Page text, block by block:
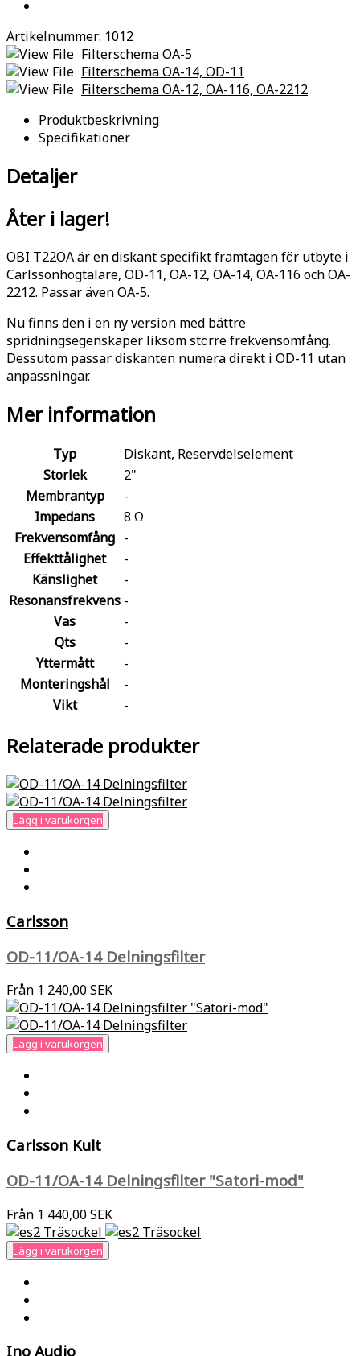
Artikelnummer: 1012
Filterschema OA-5
Filterschema OA-14, OD-11
Filterschema OA-12, OA-116, OA-2212
Produktbeskrivning
Specifikationer
Detaljer
Åter i lager!
OBI T22OA är en diskant specifikt framtagen för utbyte i
Carlssonhögtalare, OD-11, OA-12, OA-14, OA-116 och OA-
2212. Passar även OA-5.
Nu finns den i en ny version med bättre
spridningsegenskaper liksom större frekvensomfång.
Dessutom passar diskanten numera direkt i OD-11 utan
anpassningar.
Mer information
Typ
Diskant, Reservdelselement
Storlek
2"
Membrantyp
-
Impedans
8 Ω
Frekvensomfång -
Effekttålighet
-
Känslighet
-
Resonansfrekvens -
Vas
-
Qts
-
Yttermått
-
Monteringshål
-
Vikt
-
Relaterade produkter
Lägg i varukorgen
Carlsson
OD-11/OA-14 Delningsfilter
Från 1 240,00 SEK
Lägg i varukorgen
Carlsson Kult
OD-11/OA-14 Delningsfilter "Satori-mod"
Från 1 440,00 SEK
Lägg i varukorgen
Ino Audio